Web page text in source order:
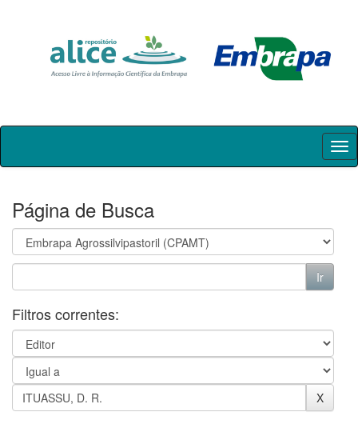
Skip
Página de Busca
Filtros correntes: